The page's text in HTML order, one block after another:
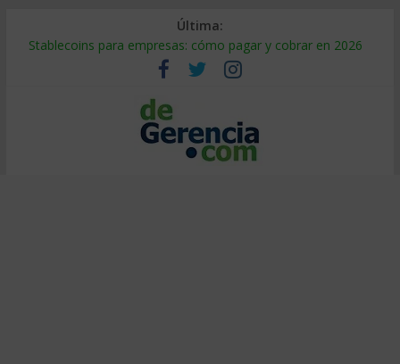
Última:
Stablecoins para empresas: cómo pagar y cobrar en 2026
Despido silencioso: qué es y por qué sale tan caro
IA en selección de personal: cómo auditarla a tiempo
Trabajo forzoso en la cadena de suministro: qué hacer
Mercado hispano de EE. UU.: cómo segmentarlo y venderle